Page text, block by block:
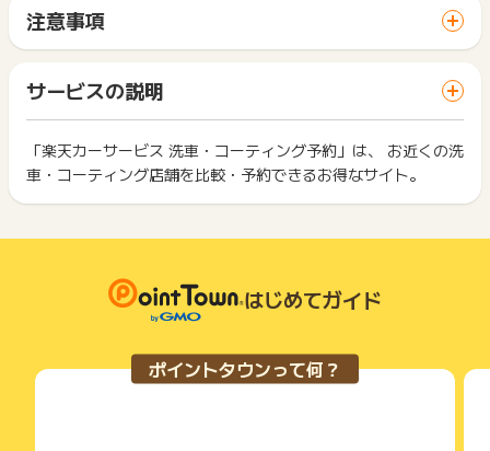
※ポイントに関するお問い合わせは、 ポイントタウンサポートま
でお問い合わせください。
ポイントについて、広告主に直接お問い合わせをした場合、ポ
イント獲得対象外となる場合がございます。
※ポイントに関するお問い合わせは、ポイントタウンのサポート
までお問い合わせください。ポイントについて、広告主に直接
ざいます。
サイトに移動してからお申し込みやお買い物が完了するまでの
間に、同じブラウザ（※）で他のサイトに移動した場合はポイン
ト獲得ができません。
「 申込をしてポイントGET 」ボタンを押した時とサービス・
お買い物利用時で、デバイス・ブラウザが異なる場合はポイン
ト獲得ができません。
2回以上同じお買い物・サービスをご利用される場合は、毎回
ポイントタウンに戻り、「 申込をしてポイントGET 」ボタン
下記の事項に該当する場合、広告主側で対象外とみなし、「獲
・同一端末や同一世帯で、繰り返し利用不可のサービス・お買
い物を複数回ご利用された場合
・他のポイントサイトや比較サイト、検索サイトなどを経由し
ご利用前には、Cookieの削除をおこなっていただくことを推奨
します。
注意事項
一部のサービスにつきましては、1商品につき10円単位の金額
は切り捨てとなります。
ポイント獲得が1ポイント未満のものは切り捨てとなり、ポイ
ント履歴には記載されません。
原則として広告主側のポイント等を利用して支払われた金額分
につきましては、ポイントタウンのポイント獲得の対象には含
まれません。
各サービス・お買い物の獲得ポイントや獲得条件、キャンペー
ン期間が予告なしに変更される場合がございますが、ご利用さ
条件を達成しているかどうかは各広告主ではなく、代理店が行
っているため、広告主はポイントに関する詳細を把握しており
サービスの説明
「楽天カーサービス 洗車・コーティング予約」は、 お近くの洗
車・コーティング店舗を比較・予約できるお得なサイト。
はじめてガイド
ポイントタウンって何？